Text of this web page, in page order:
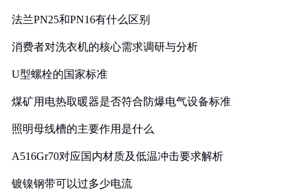
法兰PN25和PN16有什么区别
消费者对洗衣机的核心需求调研与分析
U型螺栓的国家标准
煤矿用电热取暖器是否符合防爆电气设备标准
照明母线槽的主要作用是什么
A516Gr70对应国内材质及低温冲击要求解析
镀镍钢带可以过多少电流